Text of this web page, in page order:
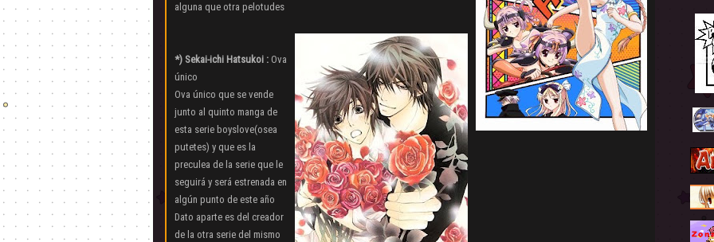
alguna que otra pelotudes
*) Sekai-ichi Hatsukoi : Ova
único
Ova único que se vende
junto al quinto manga de
esta serie boyslove(osea
putetes) y que es la
preculea de la serie que le
seguirá y será estrenada en
algún punto de este año
Dato aparte es del creador
de la otra serie del mismo